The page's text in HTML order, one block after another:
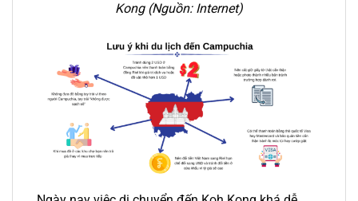
Kong(Nguồn: Internet)